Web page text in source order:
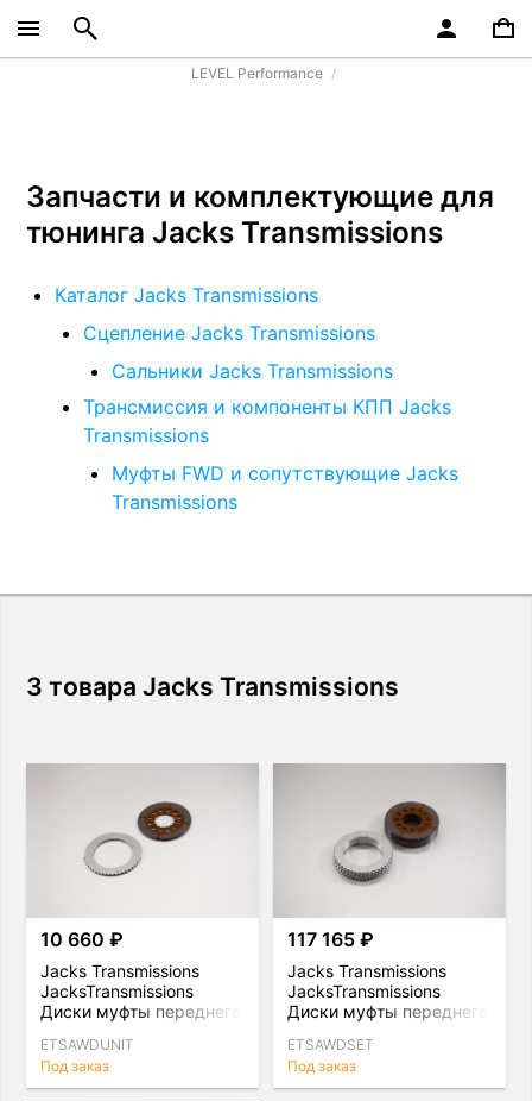
LEVEL Performance
Запчасти и комплектующие для
тюнинга Jacks Transmissions
Каталог Jacks Transmissions
Сцепление Jacks Transmissions
Сальники Jacks Transmissions
Трансмиссия и компоненты КПП Jacks
Transmissions
Муфты FWD и сопутствующие Jacks
Transmissions
3 товара Jacks Transmissions
10 660 ₽
Jacks Transmissions
JacksTransmissions
Диски муфты переднего
R R35
ETSAWDUNIT
Под заказ
117 165 ₽
Jacks Transmissions
JacksTransmissions
Диски муфты переднего
GT-R R35
ETSAWDSET
Под заказ